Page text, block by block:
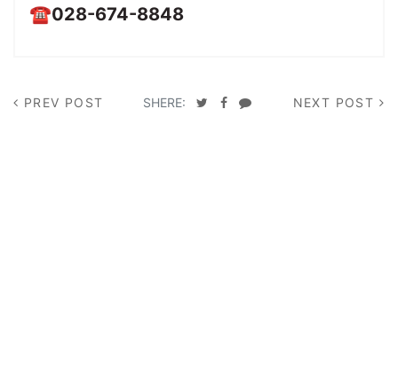
☎028-674-8848
PREV POST SHERE: NEXT POST